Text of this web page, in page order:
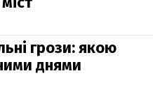
грози: якою
днями